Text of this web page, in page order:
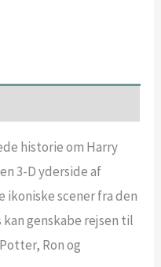
historie om Harry
3-D yderside af
ikoniske scener fra den
kan genskabe rejsen til
Ron og